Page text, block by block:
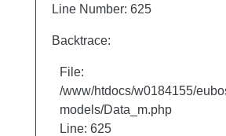
Line Number: 625
Backtrace:
File:
/www/htdocs/w0184155/
models/Data_m.php
Line: 625
Line Number: 625
Backtrace:
File:
/www/htdocs/w0184155/
models/Data_m.php
Line: 625